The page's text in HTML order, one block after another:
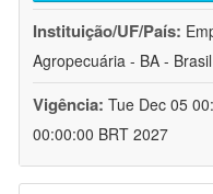
Instituição/UF/País:
Agropecuária - BA - Brasil
Vigência: Tue Dec 05
00:00:00 BRT 2027